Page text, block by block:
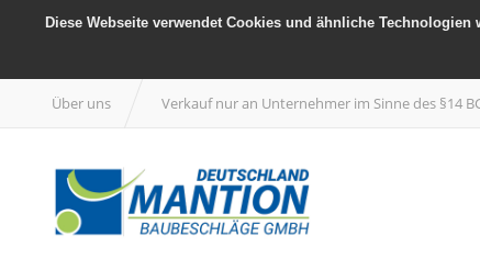
Diese Webseite verwendet Cookies und ähnliche
Über uns Verkauf nur an Unternehmer im Sinne des §14